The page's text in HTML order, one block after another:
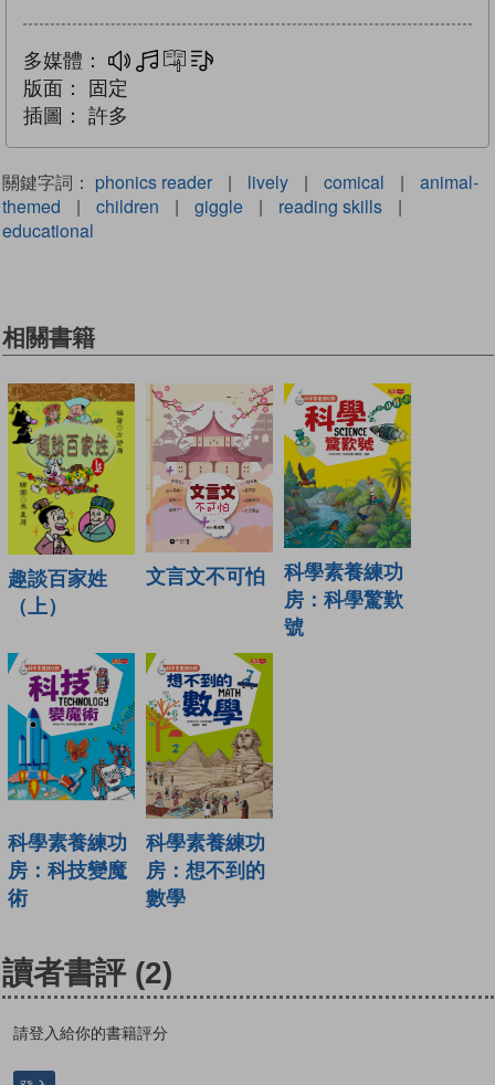
多媒體： 多媒體互動練習
版面：
固定
插圖：
許多
關鍵字詞： phonics reader | lively | comical |
animal-
themed
| children | giggle | reading skills
|
educational
相關書籍
趣談百家姓
（上）
文言文不可怕
科學素養練功
房：科學驚歎
號
科學素養練功
房：科技變魔
術
科學素養練功
房：想不到的
數學
讀者書評 (2)
請登入給你的書籍評分